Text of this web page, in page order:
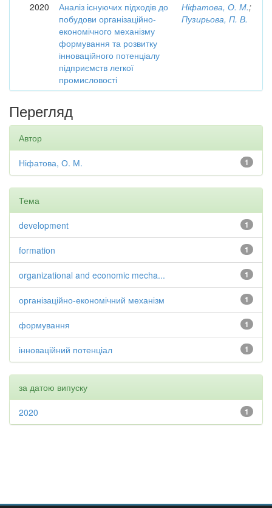
2020
Аналіз існуючих підходів до
побудови організаційно-
економічного механізму
формування та розвитку
інноваційного потенціалу
підприємств легкої
промисловості
Ніфатова, О. М.;
Пузирьова, П. В.
Перегляд
Автор
1
Ніфатова, О. М.
Тема
1
development
1
formation
1
organizational and economic mecha...
1
організаційно-економічний механізм
1
формування
1
інноваційний потенціал
за датою випуску
1
2020